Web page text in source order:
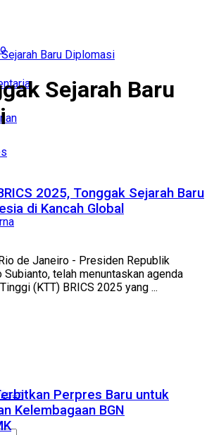
Baru Diplomasi
Sejarah Baru
2025, Tonggak Sejarah Baru
di Kancah Global
de Janeiro - Presiden Republik
Subianto, telah menuntaskan agenda
(KTT) BRICS 2025 yang ...
Perpres Baru untuk
Kelembagaan BGN